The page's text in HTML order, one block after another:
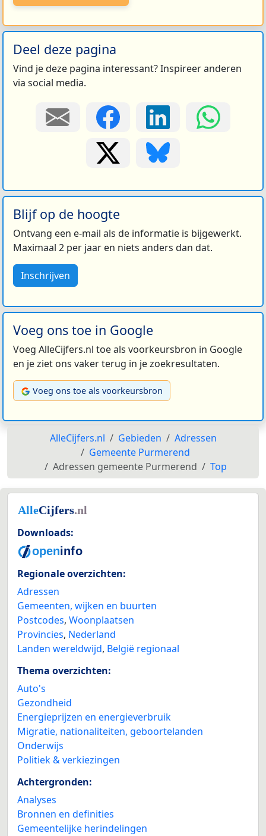
Deel deze pagina
Vind je deze pagina interessant? Inspireer anderen
via social media.
Blijf op de hoogte
Ontvang een e-mail als de informatie is bijgewerkt.
Maximaal 2 per jaar en niets anders dan dat.
Inschrijven
Voeg ons toe in Google
Voeg AlleCijfers.nl toe als voorkeursbron in Google
en je ziet ons vaker terug in je zoekresultaten.
Voeg ons toe als voorkeursbron
AlleCijfers.nl Gebieden
Adressen
Gemeente Purmerend
Adressen gemeente Purmerend
Top
Downloads:
Regionale overzichten:
Adressen
Gemeenten, wijken en buurten
Postcodes, Woonplaatsen
Provincies, Nederland
Landen wereldwijd, België regionaal
Thema overzichten:
Auto's
Gezondheid
Energieprijzen en energieverbruik
Migratie, nationaliteiten, geboortelanden
Onderwijs
Politiek & verkiezingen
Achtergronden:
Analyses
Bronnen en definities
Gemeentelijke herindelingen